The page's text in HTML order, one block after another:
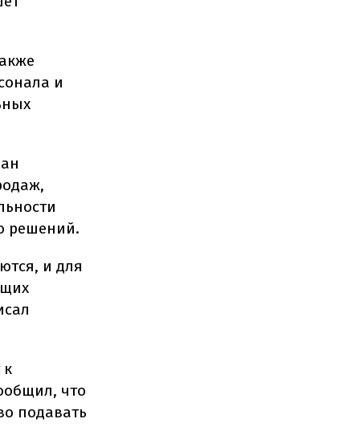
и
решений.
и для
к
что
подавать